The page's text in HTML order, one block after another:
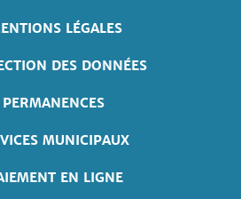
LÉGALES
DES DONNÉES
PERMANENCES
MUNICIPAUX
EN LIGNE